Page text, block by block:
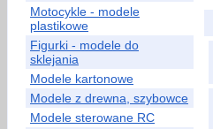
Motocykle - modele
plastikowe
Figurki - modele do
sklejania
Modele kartonowe
Modele z drewna, szybowce
Modele sterowane RC